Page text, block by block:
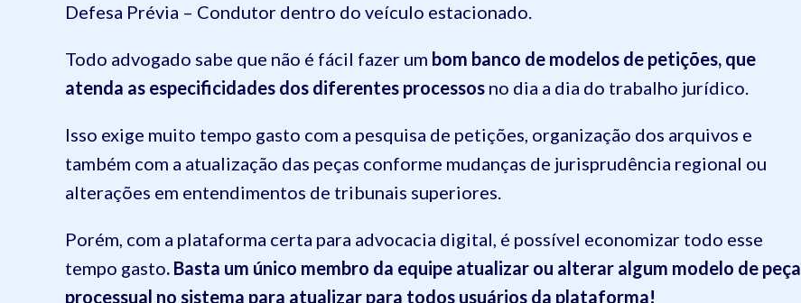
Defesa Prévia – Condutor dentro do veículo estacionado.
Todo advogado sabe que não é fácil fazer um bom banco de modelos de petições, que
atenda as especificidades dos diferentes processos no dia a dia do trabalho jurídico.
Isso exige muito tempo gasto com a pesquisa de petições, organização dos arquivos e
também com a atualização das peças conforme mudanças de jurisprudência regional ou
alterações em entendimentos de tribunais superiores.
Porém, com a plataforma certa para advocacia digital, é possível economizar todo esse
tempo gasto. Basta um único membro da equipe atualizar ou alterar algum modelo de peça
processual no sistema para atualizar para todos usuários da plataforma!